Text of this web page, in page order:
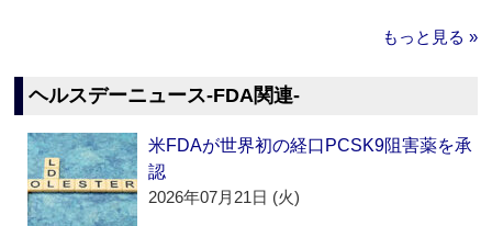
もっと見る »
ヘルスデーニュース‐FDA関連‐
米FDAが世界初の経口PCSK9阻害薬を承
認
2026年07月21日 (火)